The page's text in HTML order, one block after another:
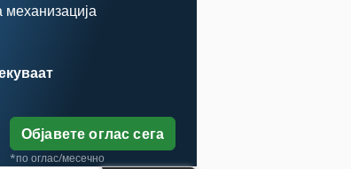
Објавете оглас сега
*по оглас/месечно